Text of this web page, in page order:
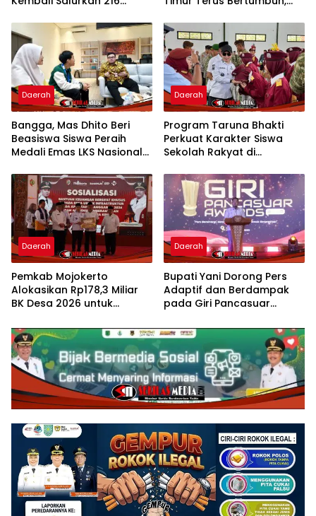
Petani
Menabung Nasabah
Daerah
Bangga, Mas Dhito Beri
Beasiswa Siswa Peraih
Medali Emas LKS Nasional
Daerah
Program Taruna Bhakti
Perkuat Karakter Siswa
Sekolah Rakyat di
Daerah
Pemkab Mojokerto
Alokasikan Rp178,3 Miliar
BK Desa 2026 untuk
Infrastruktur
Daerah
Bupati Yani Dorong Pers
Adaptif dan Berdampak
pada Giri Pancasuar